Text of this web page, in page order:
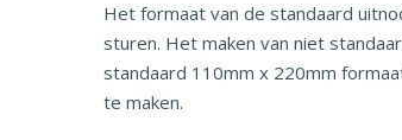
Het formaat van de standaard
sturen. Het maken van niet
standaard 110mm x 220mm
te maken.